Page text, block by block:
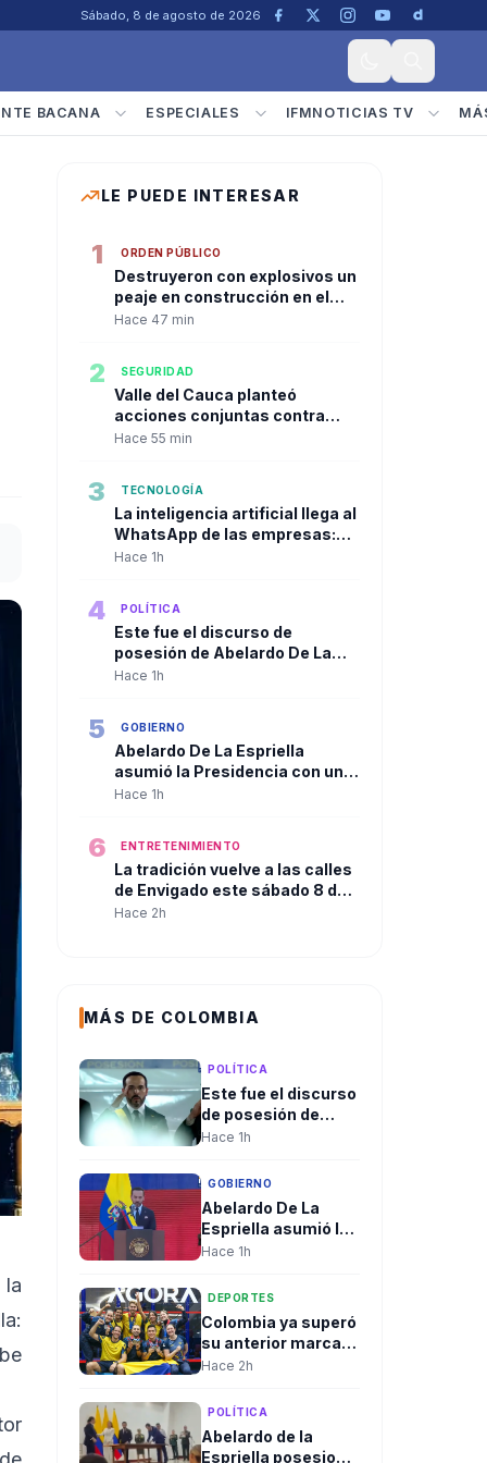
Sábado, 8 de agosto de 2026
BACANA ESPECIALES IFMNOTICIAS TV
LE PUEDE INTERESAR
1 ORDEN PÚBLICO
Destruyeron con explosivos un
peaje en construcción en el
norte del Cauca
Hace 47 min
2 SEGURIDAD
Valle del Cauca planteó
acciones conjuntas contra
economías ilícitas en primer
Hace 55 min
3 TECNOLOGÍA
La inteligencia artificial llega al
WhatsApp de las empresas:
así cambia la atención al
Hace 1h
4 POLÍTICA
Este fue el discurso de
posesión de Abelardo De La
Espriella
Hace 1h
5 GOBIERNO
Abelardo De La Espriella
asumió la Presidencia con un
discurso centrado en orden,
Hace 1h
6 ENTRETENIMIENTO
La tradición vuelve a las calles
de Envigado este sábado 8 de
agosto con la Ruta Silletera
Hace 2h
MÁS DE COLOMBIA
POLÍTICA
Este fue el discurso
de posesión de
Abelardo De La
Hace 1h
GOBIERNO
Abelardo De La
Espriella asumió la
Presidencia con un
en orden, seguridad
y regeneración
nacional
Hace 1h
DEPORTES
Colombia ya superó
su anterior marca
en los Juegos
y del Caribe
Hace 2h
POLÍTICA
Abelardo de la
Espriella posesionó